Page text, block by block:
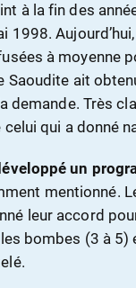
à la fin des
1998.
à moyenne
Saoudite ait
demande. Très
celui qui a donné
un
mentionné.
leur accord
bombes (3 à